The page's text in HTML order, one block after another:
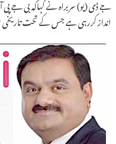
جے ڈی (یو) سربراہ نے کہاکہ بی جے
انداز کررہی ہے جس کے تحت